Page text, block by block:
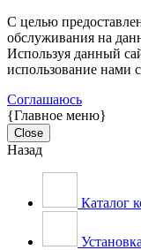
С целью
обслуживания на
Используя данный
использование нами
Соглашаюсь
{Главное меню}
Close
Назад
Каталог